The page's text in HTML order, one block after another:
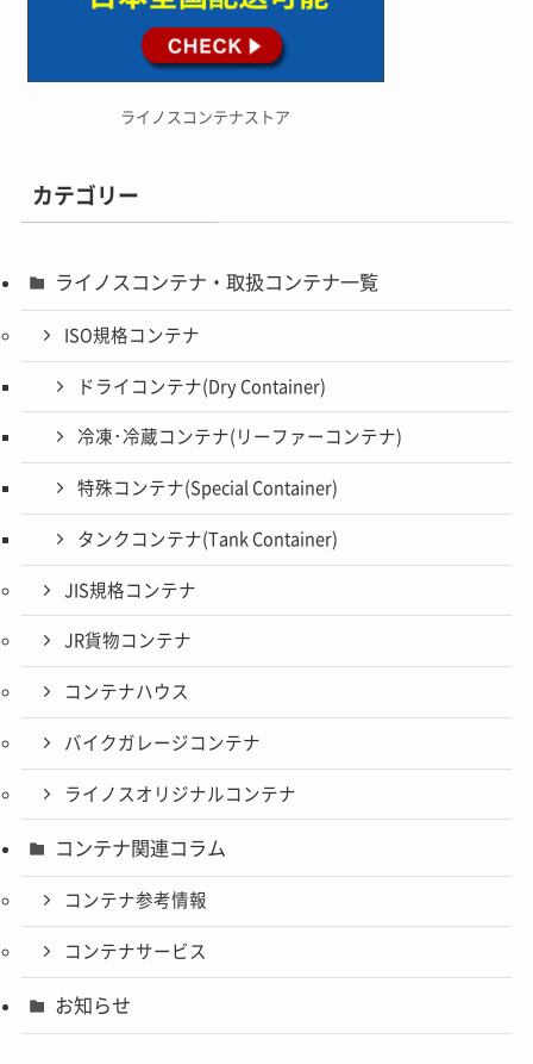
ライノスコンテナストア
カテゴリー
ライノスコンテナ・取扱コンテナ一覧
ISO規格コンテナ
ドライコンテナ(Dry Container)
冷凍･冷蔵コンテナ(リーファーコンテナ)
特殊コンテナ(Special Container)
タンクコンテナ(Tank Container)
JIS規格コンテナ
JR貨物コンテナ
コンテナハウス
バイクガレージコンテナ
ライノスオリジナルコンテナ
コンテナ関連コラム
コンテナ参考情報
コンテナサービス
お知らせ